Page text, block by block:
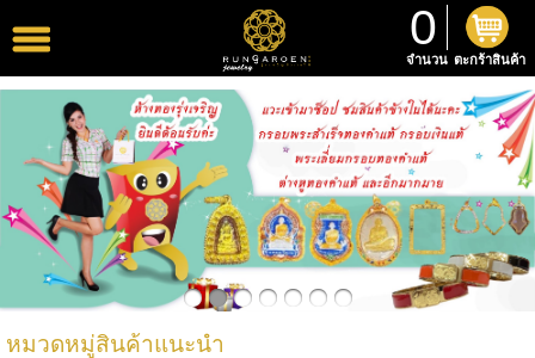
0
จำนวน ตะกร้าสินค้า
หมวดหมู่สินค้าแนะนำ